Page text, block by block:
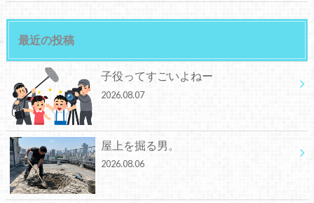
最近の投稿
子役ってすごいよねー
2026.08.07
屋上を掘る男。
2026.08.06